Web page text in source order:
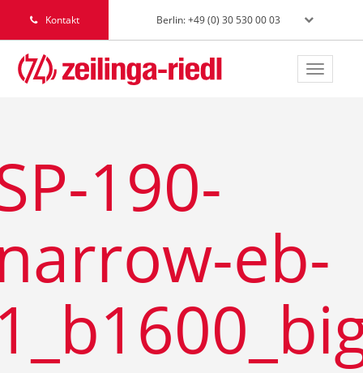
Kontakt Berlin: +49 (0) 30 530 00 03
Toggle
190-
eb-